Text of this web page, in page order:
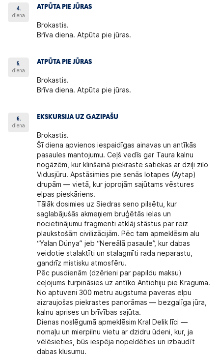
4.
diena
ATPŪTA PIE JŪRAS
Brokastis.
Brīva diena. Atpūta pie jūras.
5.
diena
ATPŪTA PIE JŪRAS
Brokastis.
Brīva diena. Atpūta pie jūras.
6.
diena
EKSKURSIJA UZ GAZIPAŠU
Brokastis.
Šī diena apvienos iespaidīgas ainavas un antīkās
pasaules mantojumu. Ceļš vedīs gar Taura kalnu
nogāzēm,
kur klinšainā piekraste satiekas ar dziļi zilo
Vidusjūru. Apstāsimies pie senās Iotapes (Aytap)
drupām — vietā, kur joprojām sajūtams vēstures
elpas pieskāriens.
Tālāk dosimies uzSiedras seno pilsētu , kur
saglabājušās akmeņiem bruģētās ielas un
nocietinājumu fragmenti atklāj stāstus par reiz
plaukstošām civilizācijām. Pēc tam apmeklēsim alu
“Yalan Dünya” jeb “Nereālā pasaule”, kur dabas
veidotie stalaktīti un stalagmīti rada neparastu,
gandrīz mistisku atmosfēru.
Pēc pusdienām (dzērieni par papildu maksu)
ceļojums turpināsies uz antīkoAntiohiju pie Kraguma.
No aptuveni 300 metru augstuma paveras elpu
aizraujošas piekrastes panorāmas — bezgalīga jūra,
kalnu aprises un brīvības sajūta.
Dienas noslēgumā apmeklēsim Kral Delik līci —
nomaļu un mierpilnu vietu ar dzidru ūdeni, kur, ja
vēlēsieties, būs iespēja nopeldēties un izbaudīt
dabas klusumu.